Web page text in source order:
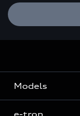
Models
e-tron